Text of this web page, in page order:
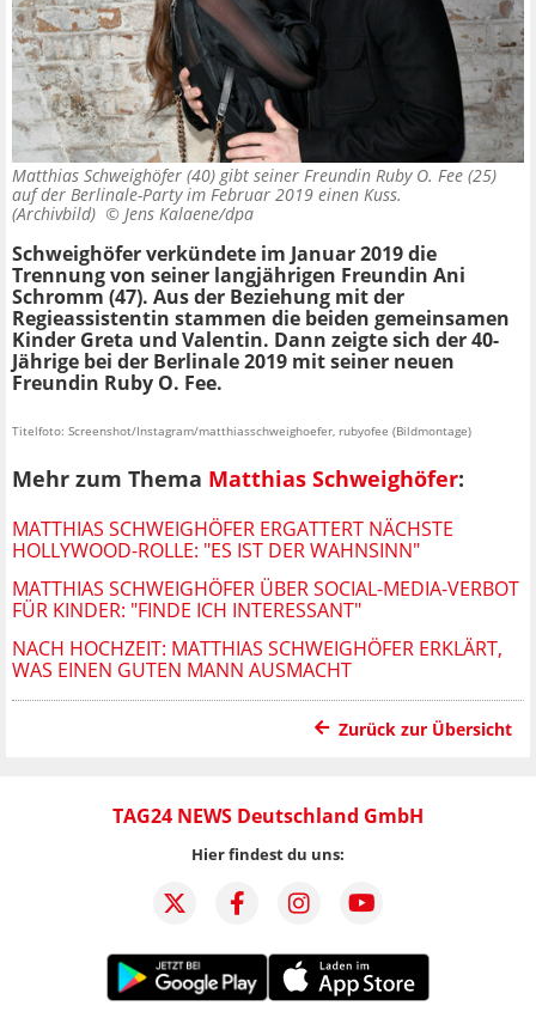
Matthias Schweighöfer (40) gibt seiner Freundin Ruby O. Fee (25)
auf der Berlinale-Party im Februar 2019 einen Kuss.
(Archivbild) © Jens Kalaene/dpa
Schweighöfer verkündete im Januar 2019 die
Trennung von seiner langjährigen Freundin Ani
Schromm (47). Aus der Beziehung mit der
Regieassistentin stammen die beiden gemeinsamen
Kinder Greta und Valentin. Dann zeigte sich der 40-
Jährige bei der Berlinale 2019 mit seiner neuen
Freundin Ruby O. Fee.
Titelfoto: Screenshot/Instagram/matthiasschweighoefer, rubyofee (Bildmontage)
Mehr zum Thema Matthias Schweighöfer:
MATTHIAS SCHWEIGHÖFER ERGATTERT NÄCHSTE
HOLLYWOOD-ROLLE: "ES IST DER WAHNSINN"
MATTHIAS SCHWEIGHÖFER ÜBER SOCIAL-MEDIA-VERBOT
FÜR KINDER: "FINDE ICH INTERESSANT"
NACH HOCHZEIT: MATTHIAS SCHWEIGHÖFER ERKLÄRT,
WAS EINEN GUTEN MANN AUSMACHT
Zurück zur Übersicht
TAG24 NEWS Deutschland GmbH
Hier findest du uns: